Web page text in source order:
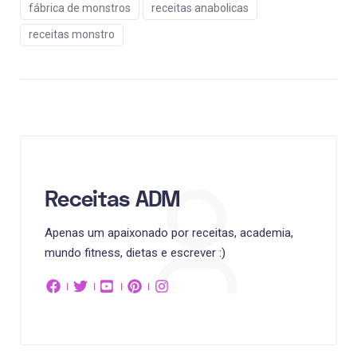
fábrica de monstros receitas anabolicas
receitas monstro
Receitas ADM
Apenas um apaixonado por receitas, academia,
mundo fitness, dietas e escrever :)